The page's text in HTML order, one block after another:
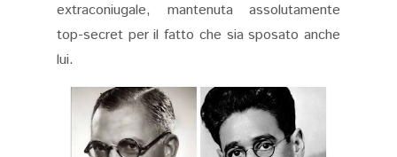
extraconiugale, mantenuta assolutamente
top-secret per il fatto che sia sposato anche
lui.